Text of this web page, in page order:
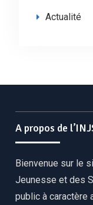
Actualité
A propos de
Bienvenue sur le
Jeunesse et des
public à caractère